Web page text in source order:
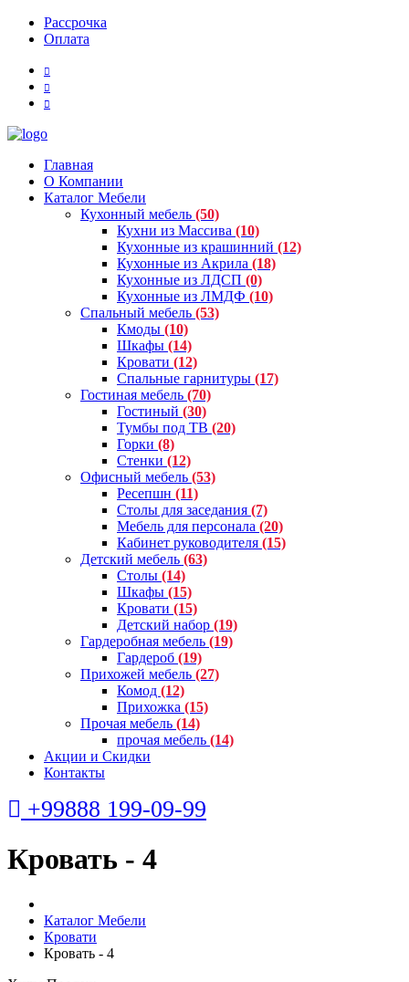
Рассрочка
Оплата
Главная
О Компании
Каталог Мебели
Кухонный мебель (50)
Кухни из Массива (10)
Кухонные из крашинний (12)
Кухонные из Акрила (18)
Кухонные из ЛДСП (0)
Кухонные из ЛМДФ (10)
Спальный мебель (53)
Кмоды (10)
Шкафы (14)
Кровати (12)
Спальные гарнитуры (17)
Гостиная мебель (70)
Гостиный (30)
Тумбы под ТВ (20)
Горки (8)
Стенки (12)
Офисный мебель (53)
Ресепшн (11)
Столы для заседания (7)
Мебель для персонала (20)
Кабинет руководителя (15)
Детский мебель (63)
Столы (14)
Шкафы (15)
Кровати (15)
Детский набор (19)
Гардеробная мебель (19)
Гардероб (19)
Прихожей мебель (27)
Комод (12)
Прихожка (15)
Прочая мебель (14)
прочая мебель (14)
Акции и Скидки
Контакты
+99888 199-09-99
Кровать - 4
Каталог Мебели
Кровати
Кровать - 4